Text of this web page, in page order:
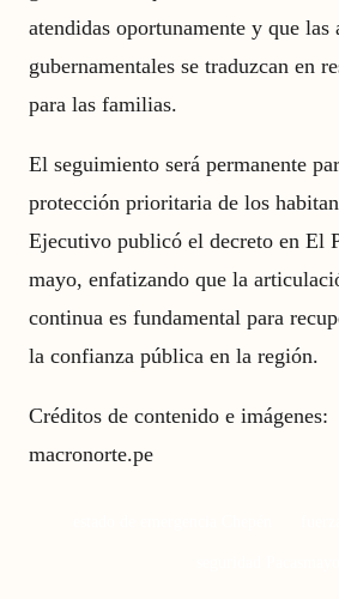
atendidas oportunamente y que las
gubernamentales se traduzcan en
para las familias.
El seguimiento será permanente
protección prioritaria de los
Ejecutivo publicó el decreto en El
mayo, enfatizando que la
continua es fundamental para
la confianza pública en la región.
Créditos de contenido e imágenes:
macronorte.pe